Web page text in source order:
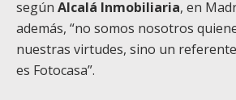
según Alcalá Inmobiliaria, en
además, “no somos nosotros
nuestras virtudes, sino un
es Fotocasa”.